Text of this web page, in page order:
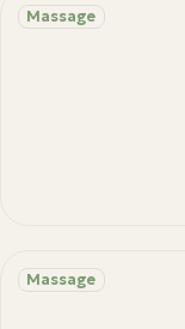
Massage
Massage